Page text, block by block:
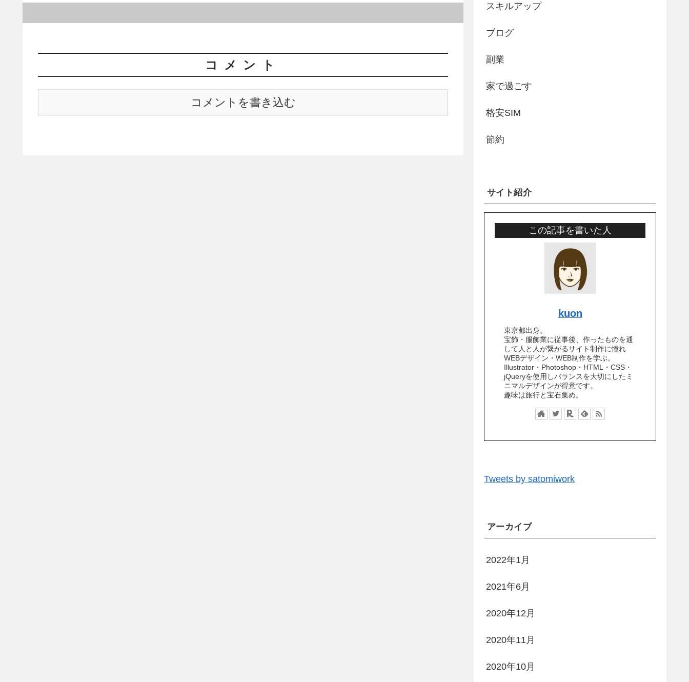
コメント
コメントを書き込む
スキルアップ
ブログ
副業
家で過ごす
格安SIM
節約
サイト紹介
この記事を書いた人
kuon
東京都出身。
宝飾・服飾業に従事後、作ったものを通
して人と人が繋がるサイト制作に憧れ
WEBデザイン・WEB制作を学ぶ。
Illustrator・Photoshop・HTML・CSS・
jQueryを使用しバランスを大切にしたミ
ニマルデザインが得意です。
趣味は旅行と宝石集め。
Tweets by satomiwork
アーカイブ
2022年1月
2021年6月
2020年12月
2020年11月
2020年10月